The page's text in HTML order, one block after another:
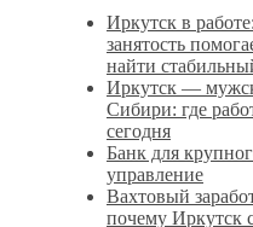
Иркутск в
занятость
найти
Иркутск —
Сибири: где
сегодня
Банк для
управление
Вахтовый
почему Иркутск